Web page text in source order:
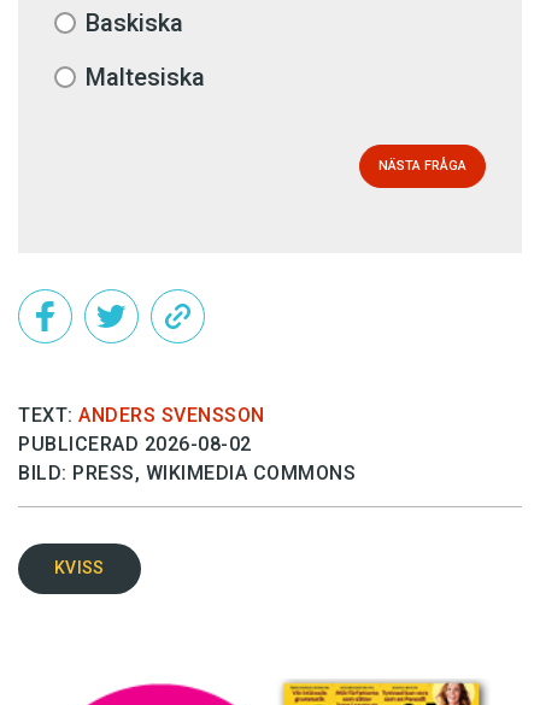
Baskiska
Maltesiska
NÄSTA FRÅGA
TEXT: ANDERS SVENSSON
PUBLICERAD 2026-08-02
BILD: PRESS, WIKIMEDIA COMMONS
KVISS